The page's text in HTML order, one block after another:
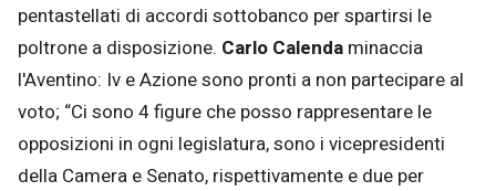
pentastellati di accordi sottobanco per spartirsi le
poltrone a disposizione. Carlo Calenda minaccia
l'Aventino: Iv e Azione sono pronti a non partecipare al
voto; “Ci sono 4 figure che posso rappresentare le
opposizioni in ogni legislatura, sono i vicepresidenti
della Camera e Senato, rispettivamente e due per